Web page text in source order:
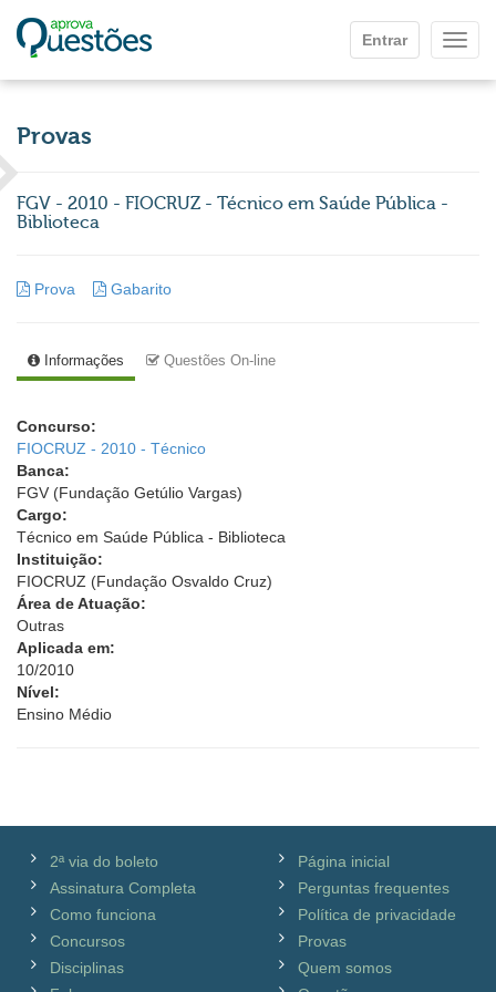
Entrar
Provas
FGV - 2010 - FIOCRUZ - Técnico em Saúde Pública -
Biblioteca
Prova Gabarito
Informações Questões On-line
Concurso:
FIOCRUZ - 2010 - Técnico
Banca:
FGV (Fundação Getúlio Vargas)
Cargo:
Técnico em Saúde Pública - Biblioteca
Instituição:
FIOCRUZ (Fundação Osvaldo Cruz)
Área de Atuação:
Outras
Aplicada em:
10/2010
Nível:
Ensino Médio
2ª via do boleto
Assinatura Completa
Como funciona
Concursos
Disciplinas
Página inicial
Perguntas frequentes
Política de privacidade
Provas
Quem somos